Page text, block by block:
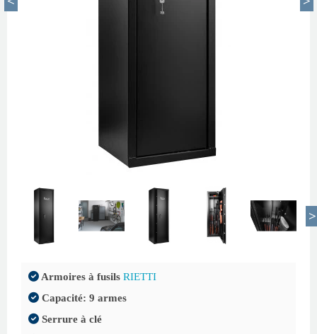
Armoires à fusils RIETTI
Capacité: 9 armes
Serrure à clé